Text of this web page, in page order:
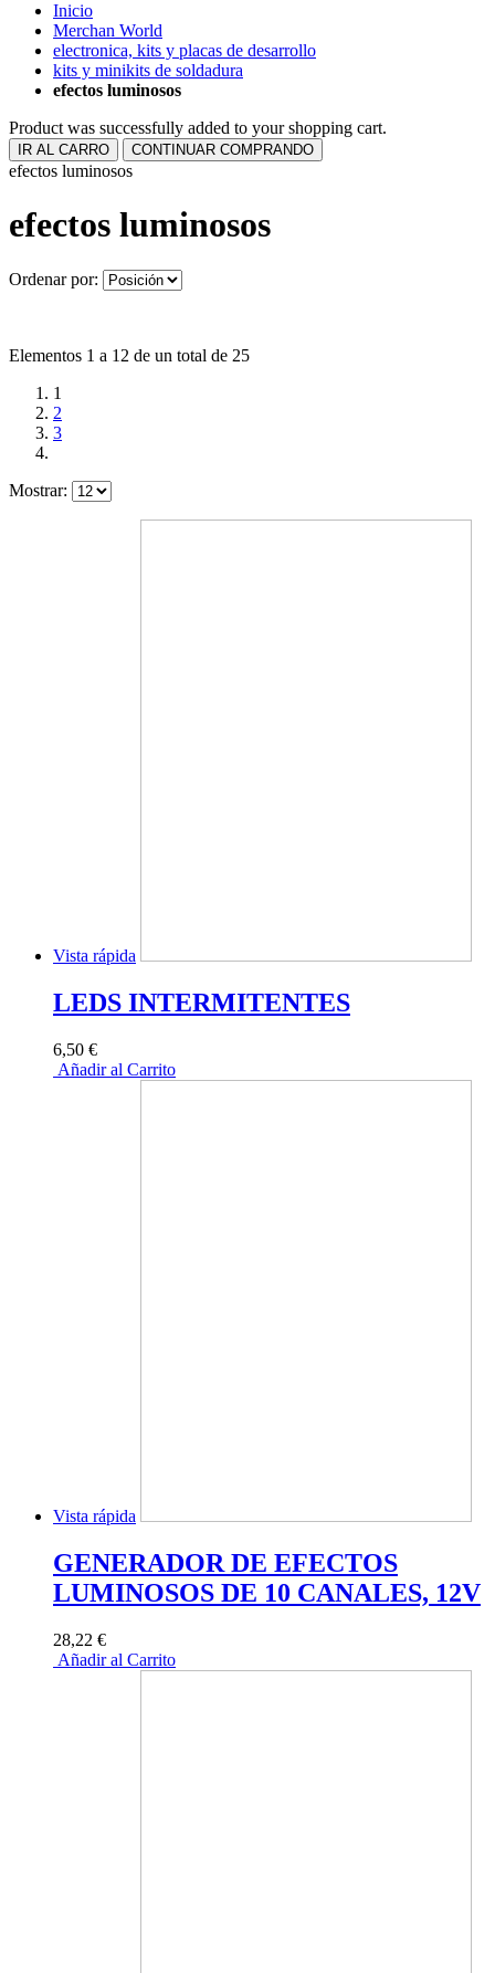
Inicio
Merchan World
electronica, kits y placas de desarrollo
kits y minikits de soldadura
efectos luminosos
Product was successfully added to your shopping cart.
IR AL CARRO CONTINUAR COMPRANDO
efectos luminosos
efectos luminosos
Ordenar por:
Elementos 1 a 12 de un total de 25
1
2
3
Mostrar:
Vista rápida
LEDS INTERMITENTES
6,50 €
Añadir al Carrito
Vista rápida
GENERADOR DE EFECTOS
LUMINOSOS DE 10 CANALES, 12V
28,22 €
Añadir al Carrito